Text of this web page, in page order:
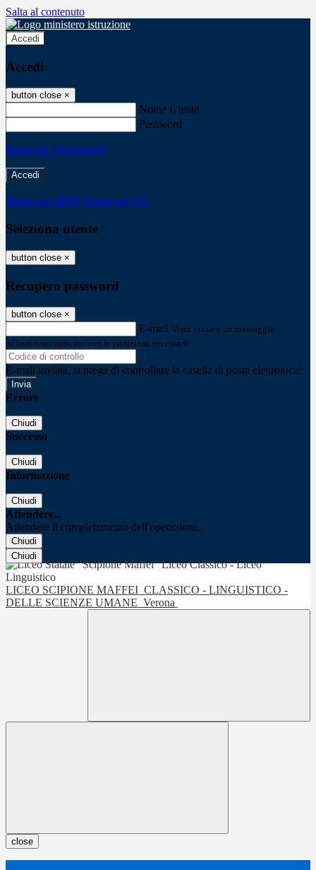
Salta al contenuto
Accedi
Accedi
button close ×
Nome Utente
Password
Password dimenticata?
-
Entra con SPID Entra con CIE
Seleziona utente
button close ×
Recupero password
button close ×
E-mail Verrà inviato un messaggio
all'indirizzo indicato con le istruzioni necessarie.
E-mail inviata, si prega di controllare la casella di posta elettronica!
Errore
Chiudi
Successo
Chiudi
Informazione
Chiudi
Attendere...
Attendere il completamento dell'operazione...
Chiudi
Chiudi
LICEO SCIPIONE MAFFEI CLASSICO - LINGUISTICO -
DELLE SCIENZE UMANE Verona
close